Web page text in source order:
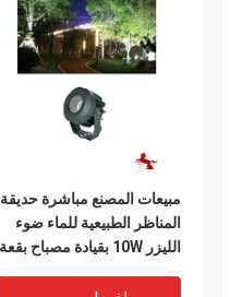
مبيعات المصنع مباشرة حديقة
المناظر الطبيعية للماء ضوء
الليزر 10W بقيادة مصباح بقعة